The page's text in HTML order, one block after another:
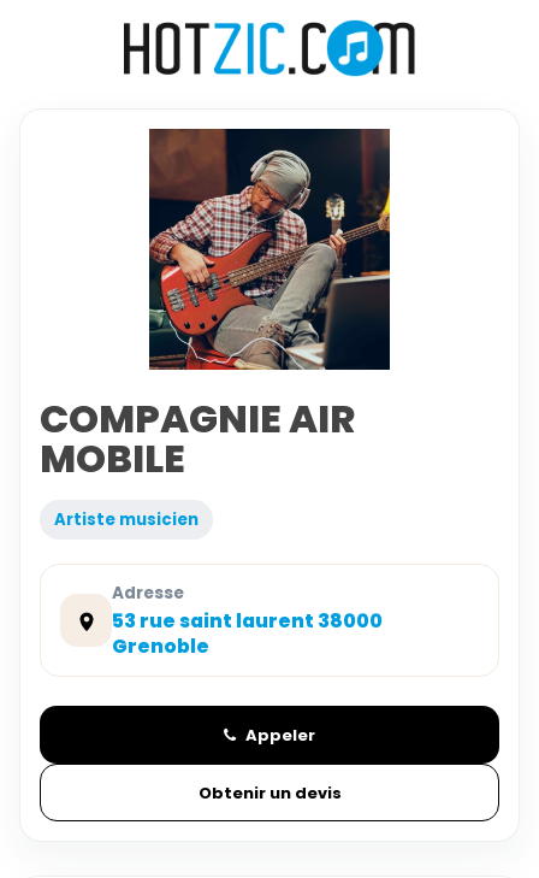
COMPAGNIE AIR
MOBILE
Artiste musicien
Adresse
53 rue saint laurent 38000
Grenoble
Appeler
Obtenir un devis